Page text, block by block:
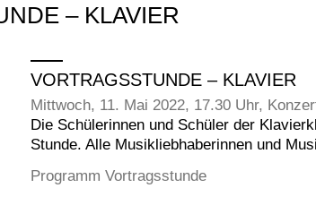
– KLAVIER
VORTRAGSSTUNDE – KLAVIER
Mittwoch, 11. Mai 2022, 17.30 Uhr,
Die Schülerinnen und Schüler der
Stunde. Alle Musikliebhaberinnen und
Programm Vortragsstunde